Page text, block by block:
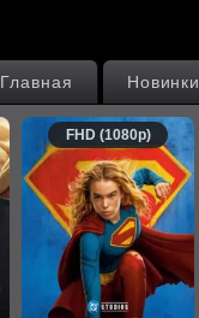
Новинки
Главная
FHD (1080p)